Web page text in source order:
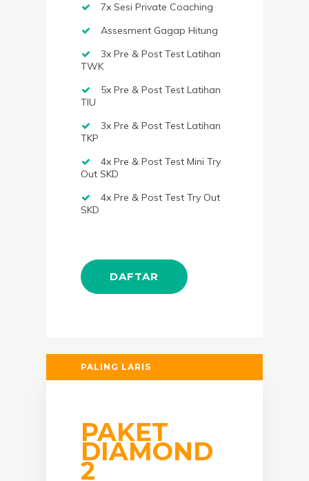
7x Sesi Private Coaching
Assesment Gagap Hitung
3x Pre & Post Test Latihan
TWK
5x Pre & Post Test Latihan
TIU
3x Pre & Post Test Latihan
TKP
4x Pre & Post Test Mini Try
Out SKD
4x Pre & Post Test Try Out
SKD
DAFTAR
PAKET
DIAMOND
2
PALING LARIS